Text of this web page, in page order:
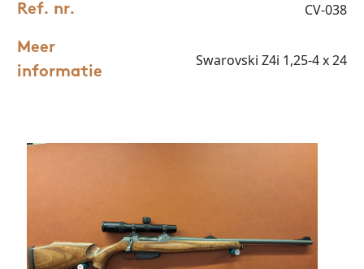
Ref. nr. CV-038
Meer
informatie
Swarovski Z4i 1,25-4 x 24